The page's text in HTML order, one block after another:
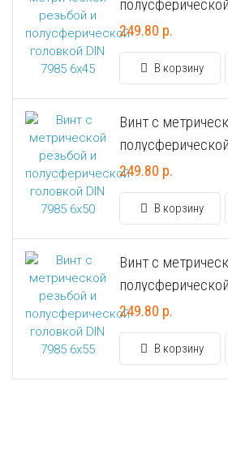
Универсальный дюбель потай и с
Универсальный распорный дюбель с
Универсальный распорный дюбель с
Универсальный распорный дюбель с
Фасадный анкер “Wkret-met”
Шпатель фасадный нержавеющий,
7985 6х45
249.80 р.
В корзину
Винт с
7985 6х50
249.80 р.
В корзину
Винт с
7985 6х55
249.80 р.
В корзину